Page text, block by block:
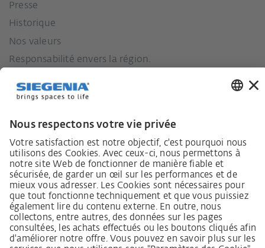
Presse
Historique
Nos valeurs
Responsabilité envers la région.
Lieferkettensorgfaltspflichtengesetz
Lieferantenkodex
Grundsatzerklärung Menschenrechtsstrategie
Beschwerdeverfahren